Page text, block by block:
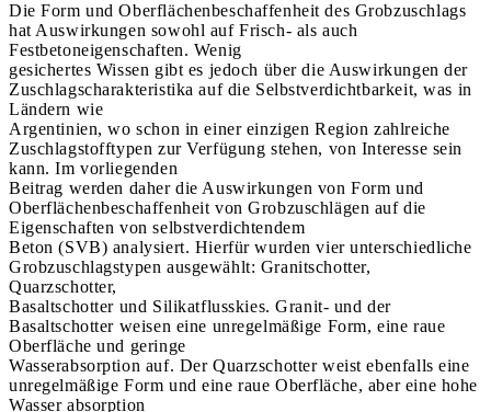
Die Form und Oberflächenbeschaffenheit des Grobzuschlags
hat Auswirkungen sowohl auf Frisch- als auch
Festbetoneigenschaften. Wenig
gesichertes Wissen gibt es jedoch über die Auswirkungen der
Zuschlagscharakteristika auf die Selbstverdichtbarkeit, was in
Ländern wie
Argentinien, wo schon in einer einzigen Region zahlreiche
Zuschlagstofftypen zur Verfügung stehen, von Interesse sein
kann. Im vorliegenden
Beitrag werden daher die Auswirkungen von Form und
Oberflächenbeschaffenheit von Grobzuschlägen auf die
Eigenschaften von selbstverdichtendem
Beton (SVB) analysiert. Hierfür wurden vier unterschiedliche
Grobzuschlagstypen ausgewählt: Granitschotter,
Quarzschotter,
Basaltschotter und Silikatflusskies. Granit- und der
Basaltschotter weisen eine unregelmäßige Form, eine raue
Oberfläche und geringe
Wasserabsorption auf. Der Quarzschotter weist ebenfalls eine
unregelmäßige Form und eine raue Oberfläche, aber eine hohe
Wasser absorption